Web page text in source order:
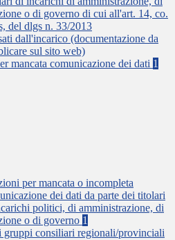
o di governo di cui all'art. 14, co.
del dlgs n. 33/2013
dall'incarico (documentazione da
sul sito web)
mancata comunicazione dei dati 1
per mancata o incompleta
dei dati da parte dei titolari
politici, di amministrazione, di
o di governo 1
gruppi consiliari regionali/provinciali